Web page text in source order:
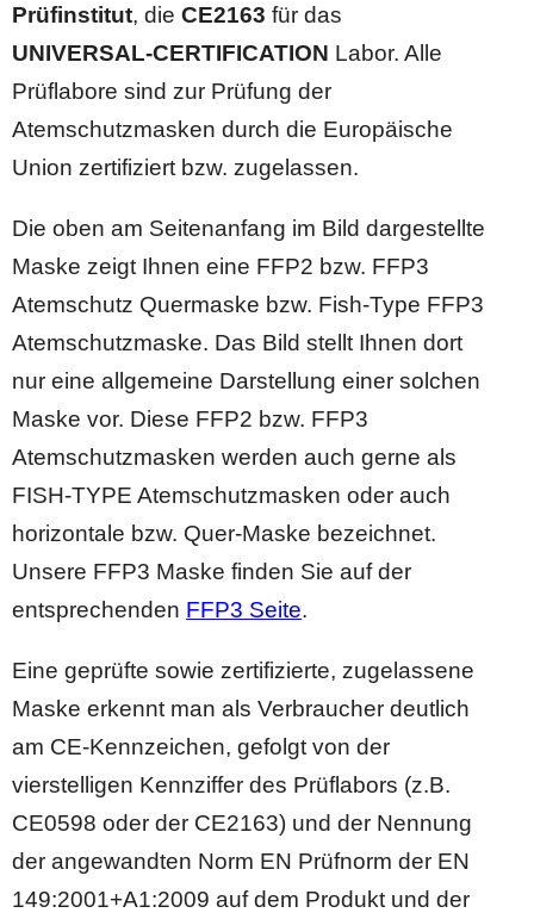
Prüfinstitut, die CE2163 für das
UNIVERSAL-CERTIFICATION Labor. Alle
Prüflabore sind zur Prüfung der
Atemschutzmasken durch die Europäische
Union zertifiziert bzw. zugelassen.
Die oben am Seitenanfang im Bild dargestellte
Maske zeigt Ihnen eine FFP2 bzw. FFP3
Atemschutz Quermaske bzw. Fish-Type FFP3
Atemschutzmaske. Das Bild stellt Ihnen dort
nur eine allgemeine Darstellung einer solchen
Maske vor. Diese FFP2 bzw. FFP3
Atemschutzmasken werden auch gerne als
FISH-TYPE Atemschutzmasken oder auch
horizontale bzw. Quer-Maske bezeichnet.
Unsere FFP3 Maske finden Sie auf der
entsprechenden FFP3 Seite.
Eine geprüfte sowie zertifizierte, zugelassene
Maske erkennt man als Verbraucher deutlich
am CE-Kennzeichen, gefolgt von der
vierstelligen Kennziffer des Prüflabors (z.B.
CE0598 oder der CE2163) und der Nennung
der angewandten Norm EN Prüfnorm der EN
149:2001+A1:2009 auf dem Produkt und der